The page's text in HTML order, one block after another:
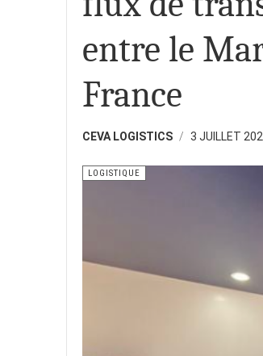
entre le
France
CEVA LOGISTICS 3 JUILLET
LOGISTIQUE